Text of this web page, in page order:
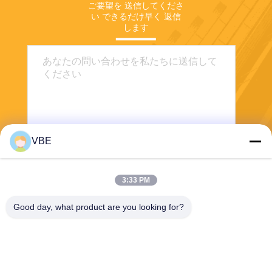
ご要望を 送信してくださ
い できるだけ早く 返信
します
VBE
3:33 PM
Good day, what product are you looking for?